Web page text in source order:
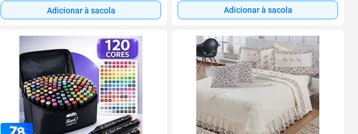
Adicionar à sacola Adicionar à sacola